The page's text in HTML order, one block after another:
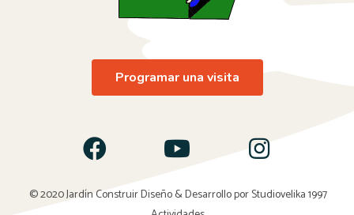
Programar una visita
© 2020 Jardín Construir Diseño & Desarrollo porStudiovelika 1997